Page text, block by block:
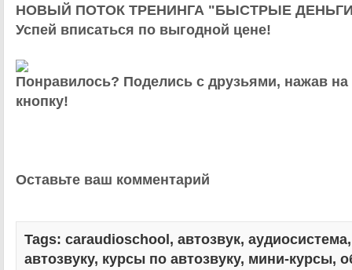
НОВЫЙ ПОТОК ТРЕНИНГА "БЫСТРЫЕ
Успей вписаться по выгодной цене!
Понравилось? Поделись с друзьями, нажав
кнопку!
Оставьте ваш комментарий
Tags: caraudioschool , автозвук, аудиосистема
автозвуку, курсы по автозвуку, мини-курсы,